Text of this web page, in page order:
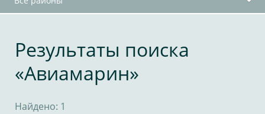
Результаты поиска
«Авиамарин»
Найдено: 1